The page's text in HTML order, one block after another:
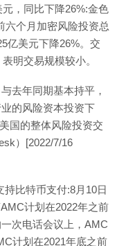
，同比下降26%:金色
六个月加密风险投资总
亿美元下降26%。交
明交易规模较小。
去年同期基本持平，
的风险资本投资下
国的整体风险投资交
）[2022/7/16
比特币支付:8月10日
计划在2022年之前
次电话会议上，AMC
计划在2021年底之前